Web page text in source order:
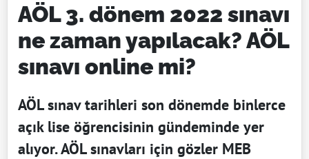
AÖL 3. dönem 2022 sınavı
ne zaman yapılacak? AÖL
sınavı online mi?
AÖL sınav tarihleri son dönemde binlerce
açık lise öğrencisinin gündeminde yer
alıyor. AÖL sınavları için gözler MEB